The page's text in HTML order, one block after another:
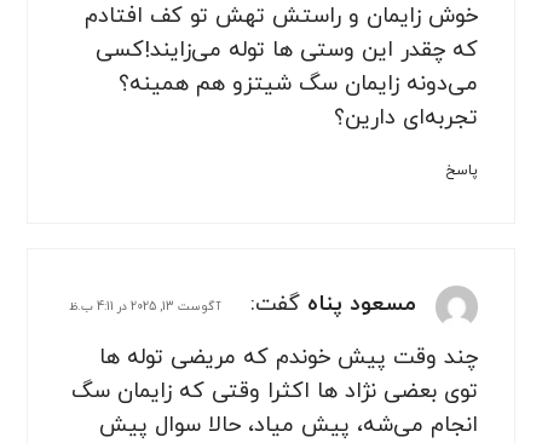
خوش زایمان و راستش تهش تو کف افتادم
که چقدر این وستی ها توله می‌زایند!کسی
می‌دونه زایمان سگ شیتزو هم همینه؟
تجربه‌ای دارین؟
پاسخ
مسعود پناه گفت: آگوست 13, 2025 در 4:11 ب.ظ
چند وقت پیش خوندم که مریضی توله ها
توی بعضی نژاد ها اکثرا وقتی که زایمان سگ
انجام می‌شه، پیش میاد، حالا سوال پیش